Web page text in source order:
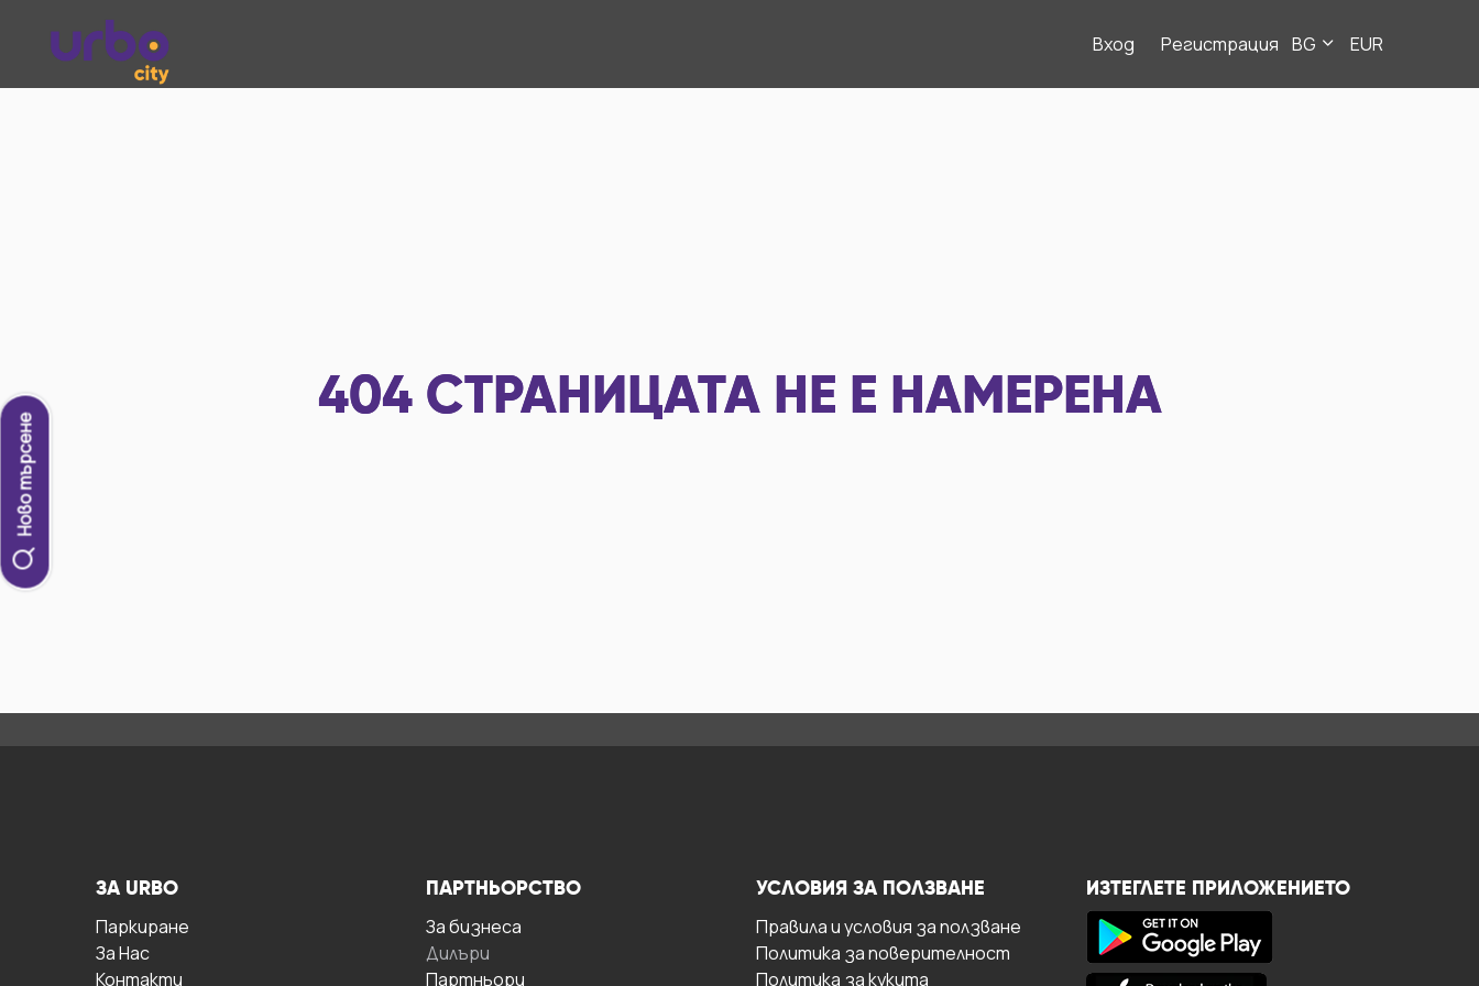
Вход Регистрация BG EUR
Ново търсене
404 СТРАНИЦАТА НЕ Е НАМЕРЕНА
ЗА URBO
Паркиране
За Hас
Контакти
ПАРТНЬОРСТВО
За бизнесa
Дилъри
Партньори
УСЛОВИЯ ЗА ПОЛЗВАНЕ
Правила и условия за ползване
Политика за поверителност
Политика за кукита
ИЗТЕГЛЕТЕ ПРИЛОЖЕНИЕТО